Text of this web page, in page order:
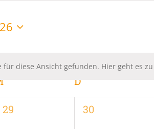
Hinweis
für diese Ansicht gefunden. Hier geht es
D
0
29
0
30